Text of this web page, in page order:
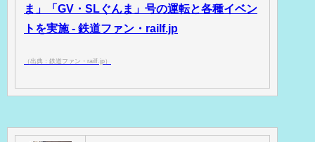
ま」「GV・SLぐんま」号の運転と各種イベン
トを実施 - 鉄道ファン・railf.jp
（出典：鉄道ファン・railf.jp）